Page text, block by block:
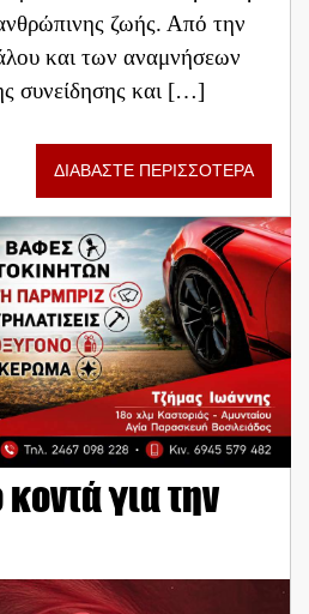
ζωής. Από την
και των αναμνήσεων
συνείδησης και […]
ΔΙΑΒΑΣΤΕ ΠΕΡΙΣΣΟΤΕΡΑ
για την